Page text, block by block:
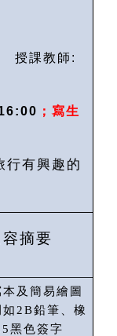
授課教師 :
；寫生
行有興趣的
容摘要
及簡易繪圖
2B鉛筆、橡
黑色簽字